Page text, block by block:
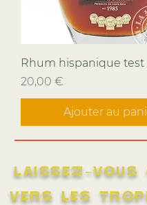
Rhum hispanique test
Prix
20,00 €
Ajouter au
LAISSEZ-VOUS
VERS LES